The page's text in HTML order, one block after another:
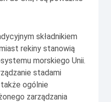
składnikiem
rekiny stanowią
morskiego Unii.
stadami
ogólnie
zarządzania